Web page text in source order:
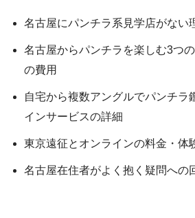
名古屋にパンチラ系見学店がない
名古屋からパンチラを楽しむ3つ
の費用
自宅から複数アングルでパンチラ
インサービスの詳細
東京遠征とオンラインの料金・体
名古屋在住者がよく抱く疑問への